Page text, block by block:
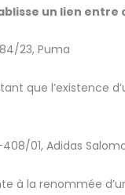
un lien entre
23, Puma
que l’existence
01, Adidas
à la renommée